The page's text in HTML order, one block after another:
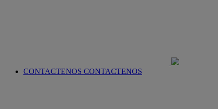
CONTACTENOS CONTACTENOS